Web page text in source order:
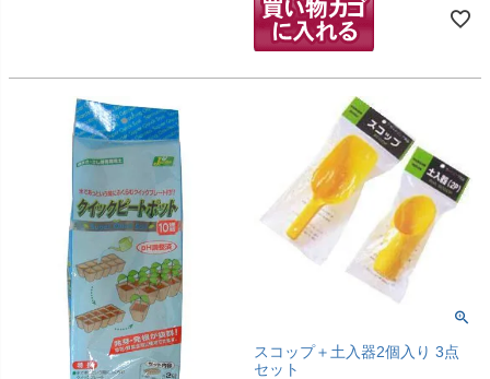
スコップ＋土入器2個入り 3点
セット